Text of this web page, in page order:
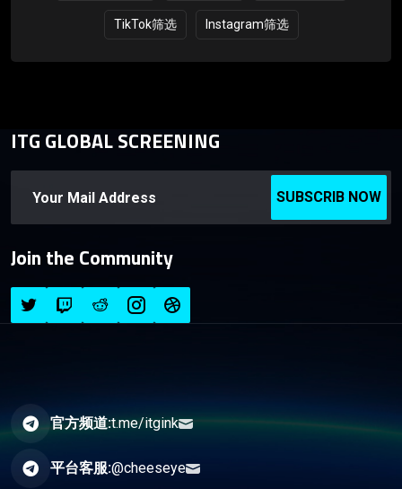
TikTok筛选 Instagram筛选
ITG GLOBAL SCREENING
SUBSCRIB NOW
Join the Community
官方频道:t.me/itgink
平台客服:@cheeseye